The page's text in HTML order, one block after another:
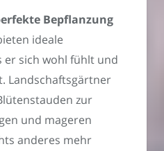
Bepflanzung
ideale
er sich wohl fühlt und
Landschaftsgärtner
zur
und mageren
anderes mehr